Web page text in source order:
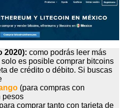
2020):como podrás leer más
es posible comprar bitcoins
de crédito o débito. Si buscas
(para compras con
pesos
comprar tanto con tarjeta de